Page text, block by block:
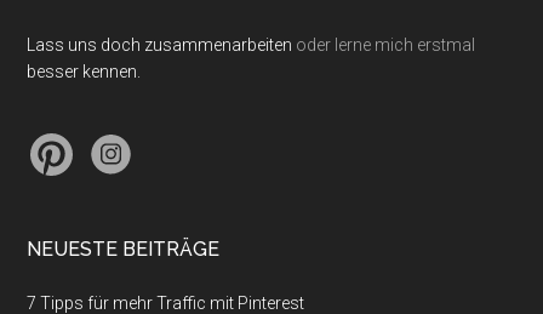
Lass uns doch zusammenarbeiten oder lerne mich erstmal
besser kennen.
NEUESTE BEITRÄGE
7 Tipps für mehr Traffic mit Pinterest